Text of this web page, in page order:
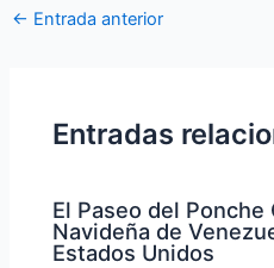
Navegación
← Entrada anterior
Entradas
El Paseo del Ponche
Navideña de
Estados Unidos